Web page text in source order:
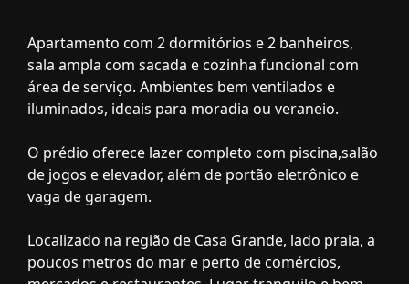
Apartamento com 2 dormitórios e 2 banheiros,
sala ampla com sacada e cozinha funcional com
área de serviço. Ambientes bem ventilados e
iluminados, ideais para moradia ou veraneio.
O prédio oferece lazer completo com piscina,salão
de jogos e elevador, além de portão eletrônico e
vaga de garagem.
Localizado na região de Casa Grande, lado praia, a
poucos metros do mar e perto de comércios,